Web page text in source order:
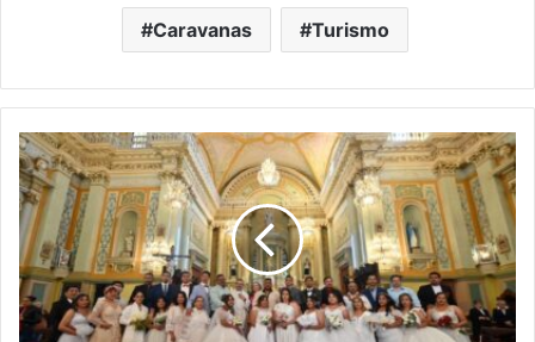
Caravanas Turismo
Bodas
Comunitarias
unen
a
58
parejas
por
el